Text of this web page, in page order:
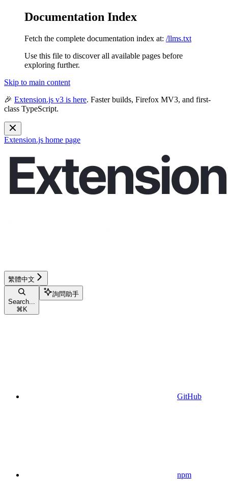
Documentation Index
Fetch the complete documentation index at: /llms.txt
Use this file to discover all available pages before
exploring further.
Skip to main content
🎉 Extension.js v3 is here. Faster builds, Firefox MV3, and first-
class TypeScript.
Extension.js home page
繁體中文
Search...
⌘ K
詢問助手
GitHub
npm